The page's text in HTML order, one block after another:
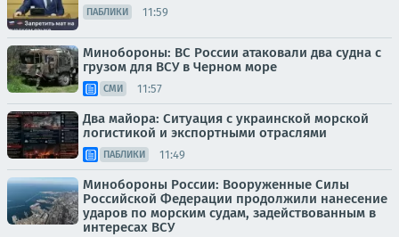
ПАБЛИКИ 11:59
Минобороны: ВС России атаковали два судна с
грузом для ВСУ в Черном море
СМИ 11:57
Два майора: Ситуация с украинской морской
логистикой и экспортными отраслями
ПАБЛИКИ 11:49
Минобороны России: Вооруженные Силы
Российской Федерации продолжили нанесение
ударов по морским судам, задействованным в
интересах ВСУ